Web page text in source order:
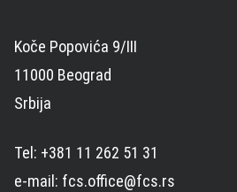
Koče Popovića 9/III
11000 Beograd
Srbija
Tel: +381 11 262 51 31
e-mail: fcs.office@fcs.rs